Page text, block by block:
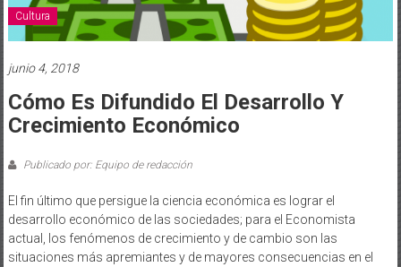
Cultura
junio 4, 2018
Cómo Es Difundido El Desarrollo Y
Crecimiento Económico
Publicado por: Equipo de redacción
El fin último que persigue la ciencia económica es lograr el
desarrollo económico de las sociedades; para el Economista
actual, los fenómenos de crecimiento y de cambio son las
situaciones más apremiantes y de mayores consecuencias en el